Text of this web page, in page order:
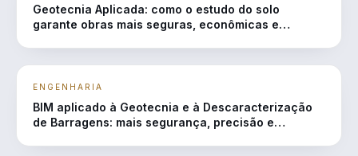
Geotecnia Aplicada: como o estudo do solo
garante obras mais seguras, econômicas e
ENGENHARIA
BIM aplicado à Geotecnia e à Descaracterização
de Barragens: mais segurança, precisão e